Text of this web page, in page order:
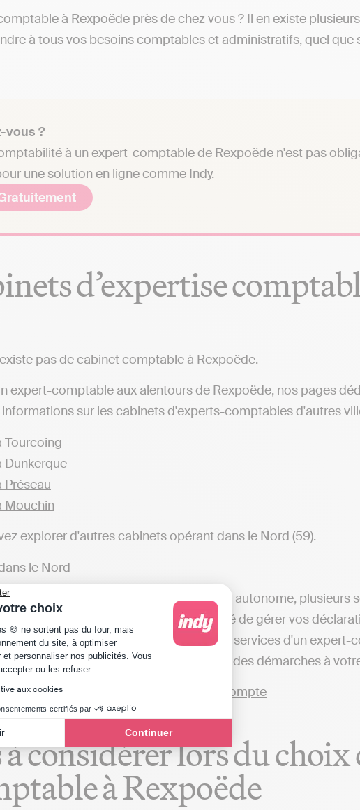
choix
du Consentement : Personnalisez vos Options
🍪 ne sortent pas du four, mais
du site, à optimiser
et personnaliser nos publicités. Vous
ou les refuser.
aux cookies
certifiés par
Continuer
Axeptio consent
à Rexpoëde près de chez vous ? Il en existe
à tous vos besoins comptables et administratifs, quel que
vous ?
à un expert-comptable de Rexpoëde n'est pas
une solution en ligne comme Indy.
d’expertise
pas de cabinet comptable à Rexpoëde.
expert-comptable aux alentours de Rexpoëde, nos pages
sur les cabinets d'experts-comptables d'autres
Tourcoing
Dunkerque
Mouchin
explorer d'autres cabinets opérant dans le Nord (59).
le Nord
leur comptabilité en ligne de manière autonome, plusieurs
plateformes vous offrent la possibilité de gérer vos
une alternative différente des services d'un expert-
ou dans d'autres localités), qui s'occupe des démarches à
à considérer lors du
à Rexpoëde